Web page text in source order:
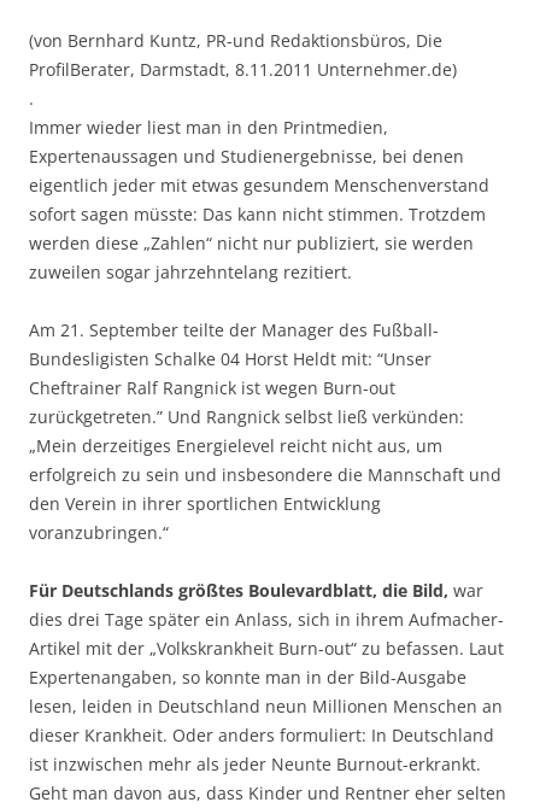
(von Bernhard Kuntz, PR-und Redaktionsbüros, Die
ProfilBerater, Darmstadt, 8.11.2011 Unternehmer.de)
.
Immer wieder liest man in den Printmedien,
Expertenaussagen und Studienergebnisse, bei denen
eigentlich jeder mit etwas gesundem Menschenverstand
sofort sagen müsste: Das kann nicht stimmen. Trotzdem
werden diese „Zahlen“ nicht nur publiziert, sie werden
zuweilen sogar jahrzehntelang rezitiert.
Am 21. September teilte der Manager des Fußball-
Bundesligisten Schalke 04 Horst Heldt mit: “Unser
Cheftrainer Ralf Rangnick ist wegen Burn-out
zurückgetreten.” Und Rangnick selbst ließ verkünden:
„Mein derzeitiges Energielevel reicht nicht aus, um
erfolgreich zu sein und insbesondere die Mannschaft und
den Verein in ihrer sportlichen Entwicklung
voranzubringen.“
Für Deutschlands größtes Boulevardblatt, die Bild, war
dies drei Tage später ein Anlass, sich in ihrem Aufmacher-
Artikel mit der „Volkskrankheit Burn-out“ zu befassen. Laut
Expertenangaben, so konnte man in der Bild-Ausgabe
lesen, leiden in Deutschland neun Millionen Menschen an
dieser Krankheit. Oder anders formuliert: In Deutschland
ist inzwischen mehr als jeder Neunte Burnout-erkrankt.
Geht man davon aus, dass Kinder und Rentner eher selten